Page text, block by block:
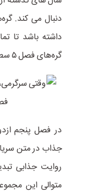
دنبال می کند.
داشته باشد تا
گره‌های فصل ۵ سطحی و دم دستی هستند.
در فصل پنجم
جذاب در متن
روایت جذابی
متوالی این